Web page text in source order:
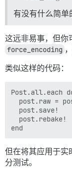
有没有什么简单
这远非易事，但你
force_encoding
类似这样的代码：
Post.all.each
post.raw =
  post.save!
  post.rebake!
但在将其应用于实
分测试。